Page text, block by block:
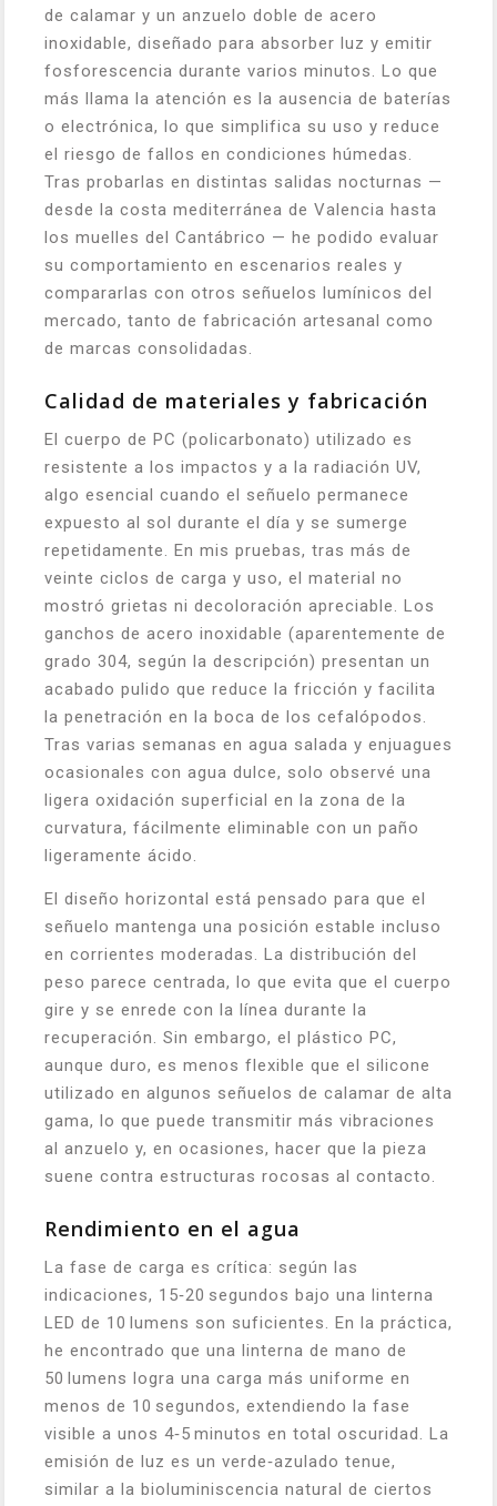
de calamar y un anzuelo doble de acero
inoxidable, diseñado para absorber luz y emitir
fosforescencia durante varios minutos. Lo que
más llama la atención es la ausencia de baterías
o electrónica, lo que simplifica su uso y reduce
el riesgo de fallos en condiciones húmedas.
Tras probarlas en distintas salidas nocturnas —
desde la costa mediterránea de Valencia hasta
los muelles del Cantábrico — he podido evaluar
su comportamiento en escenarios reales y
compararlas con otros señuelos lumínicos del
mercado, tanto de fabricación artesanal como
de marcas consolidadas.
Calidad de materiales y fabricación
El cuerpo de PC (policarbonato) utilizado es
resistente a los impactos y a la radiación UV,
algo esencial cuando el señuelo permanece
expuesto al sol durante el día y se sumerge
repetidamente. En mis pruebas, tras más de
veinte ciclos de carga y uso, el material no
mostró grietas ni decoloración apreciable. Los
ganchos de acero inoxidable (aparentemente de
grado 304, según la descripción) presentan un
acabado pulido que reduce la fricción y facilita
la penetración en la boca de los cefalópodos.
Tras varias semanas en agua salada y enjuagues
ocasionales con agua dulce, solo observé una
ligera oxidación superficial en la zona de la
curvatura, fácilmente eliminable con un paño
ligeramente ácido.
El diseño horizontal está pensado para que el
señuelo mantenga una posición estable incluso
en corrientes moderadas. La distribución del
peso parece centrada, lo que evita que el cuerpo
gire y se enrede con la línea durante la
recuperación. Sin embargo, el plástico PC,
aunque duro, es menos flexible que el silicone
utilizado en algunos señuelos de calamar de alta
gama, lo que puede transmitir más vibraciones
al anzuelo y, en ocasiones, hacer que la pieza
suene contra estructuras rocosas al contacto.
Rendimiento en el agua
La fase de carga es crítica: según las
indicaciones, 15‑20 segundos bajo una linterna
LED de 10 lumens son suficientes. En la práctica,
he encontrado que una linterna de mano de
50 lumens logra una carga más uniforme en
menos de 10 segundos, extendiendo la fase
visible a unos 4‑5 minutos en total oscuridad. La
emisión de luz es un verde‑azulado tenue,
similar a la bioluminiscencia natural de ciertos